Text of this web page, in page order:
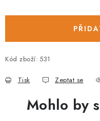
Kód zboží: 531
Tisk Zeptat se
Mohlo by